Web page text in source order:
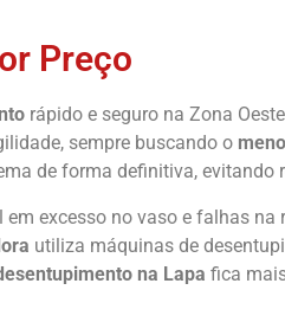
Preço
rápido e seguro na Zona
sempre buscando o
de forma definitiva, evitando
excesso no vaso e falhas na
utiliza máquinas de
na Lapa fica